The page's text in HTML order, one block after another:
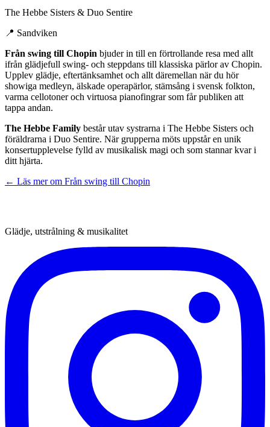
The Hebbe Sisters & Duo Sentire
📍 Sandviken
Från swing till Chopin bjuder in till en förtrollande resa med allt
ifrån glädjefull swing- och steppdans till klassiska pärlor av Chopin.
Upplev glädje, eftertänksamhet och allt däremellan när du hör
showiga medleyn, älskade operapärlor, stämsång i svensk folkton,
varma cellotoner och virtuosa pianofingrar som får publiken att
tappa andan.
The Hebbe Family består utav systrarna i The Hebbe Sisters och
föräldrarna i Duo Sentire. När grupperna möts uppstår en unik
konsertupplevelse fylld av musikalisk magi och som stannar kvar i
ditt hjärta.
← Läs mer om Från swing till Chopin
Glädje, utstrålning & musikalitet